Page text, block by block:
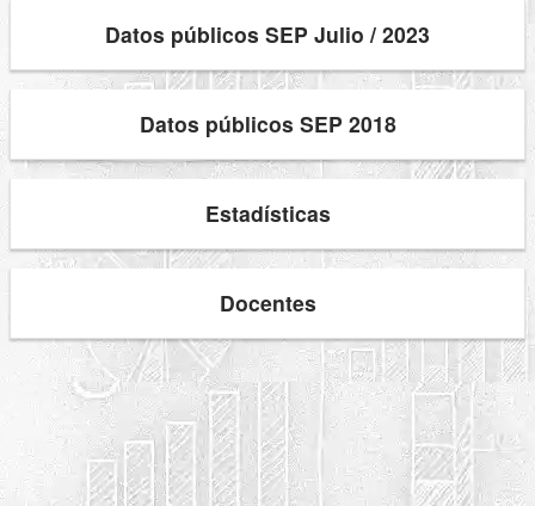
Datos públicos SEP Julio / 2023
Datos públicos SEP 2018
Estadísticas
Docentes